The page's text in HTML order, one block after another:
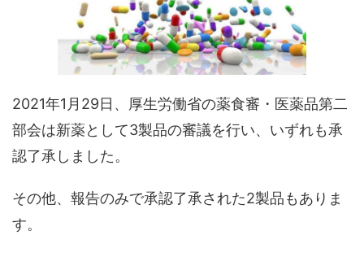
2021年1月29日、厚生労働省の薬食審・医薬品第二
部会は新薬として3製品の審議を行い、いずれも承
認了承しました。
その他、報告のみで承認了承された2製品もありま
す。